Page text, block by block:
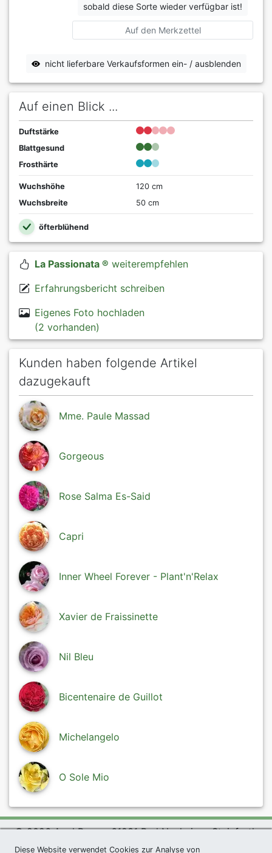
sobald diese Sorte wieder verfügbar ist!
Auf den Merkzettel
nicht lieferbare Verkaufsformen ein- / ausblenden
Auf einen Blick ...
Duftstärke
Blattgesund
Frosthärte
Wuchshöhe
120 cm
Wuchsbreite
50 cm
öfterblühend
La Passionata ® weiterempfehlen
Erfahrungsbericht schreiben
Eigenes Foto hochladen
(2 vorhanden)
Kunden haben folgende Artikel
dazugekauft
Mme. Paule Massad
Gorgeous
Rose Salma Es-Said
Capri
Inner Wheel Forever - Plant'n'Relax
Xavier de Fraissinette
Nil Bleu
Bicentenaire de Guillot
Michelangelo
O Sole Mio
© 2026 Agel Rosen, 61231 Bad Nauheim - Steinfurth
Diese Website verwendet Cookies zur Analyse von